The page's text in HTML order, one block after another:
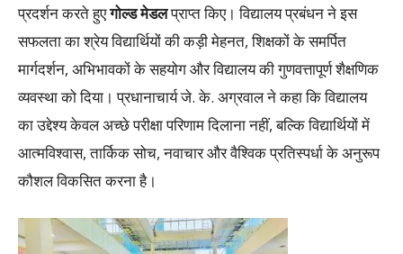
प्रदर्शन करते हुएगोल्ड मेडलप्राप्त किए। विद्यालय प्रबंधन ने इस
सफलता का श्रेय विद्यार्थियों की कड़ी मेहनत, शिक्षकों के समर्पित
मार्गदर्शन, अभिभावकों के सहयोग और विद्यालय की गुणवत्तापूर्ण शैक्षणिक
व्यवस्था को दिया। प्रधानाचार्य जे. के. अग्रवाल ने कहा कि विद्यालय
का उद्देश्य केवल अच्छे परीक्षा परिणाम दिलाना नहीं, बल्कि विद्यार्थियों में
आत्मविश्वास, तार्किक सोच, नवाचार और वैश्विक प्रतिस्पर्धा के अनुरूप
कौशल विकसित करना है।